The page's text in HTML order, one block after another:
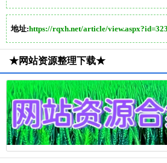
地址:https://rqxh.net/article/
★网站资源整理下载★